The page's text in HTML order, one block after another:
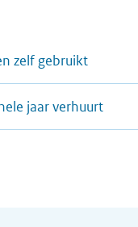
zelf gebruikt
jaar verhuurt